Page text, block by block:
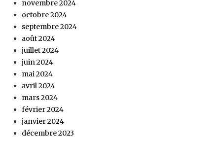
novembre 2024
octobre 2024
septembre 2024
août 2024
juillet 2024
juin 2024
mai 2024
avril 2024
mars 2024
février 2024
janvier 2024
décembre 2023